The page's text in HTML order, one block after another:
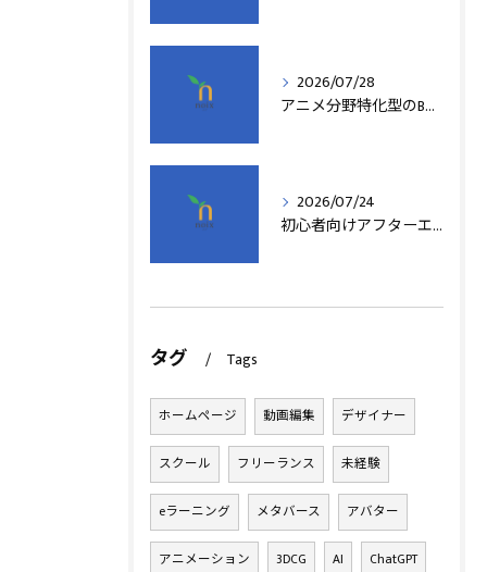
2026/07/28
アニメ分野特化型のB型事業所支援制度の詳細解説
2026/07/24
初心者向けアフターエフェクト動画編集の基本
タグ Tags
ホームページ 動画編集 デザイナー
スクール フリーランス 未経験
eラーニング メタバース アバター
アニメーション 3DCG AI ChatGPT